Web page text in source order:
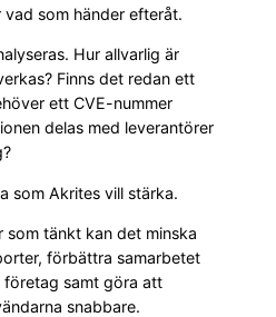
som händer efteråt.
Hur allvarlig är
Finns det redan ett
ett CVE-nummer
delas med leverantörer
som Akrites vill stärka.
tänkt kan det minska
förbättra samarbetet
företag samt göra att
snabbare.